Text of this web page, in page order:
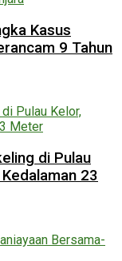
Kasus
9 Tahun
di Pulau
23